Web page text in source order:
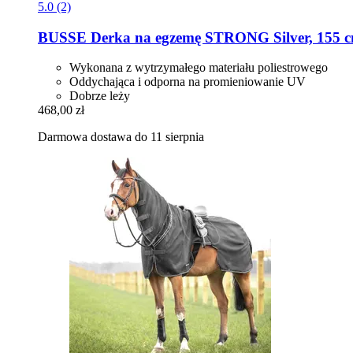
5.0 (2)
BUSSE Derka na egzemę STRONG Silver, 155
Wykonana z wytrzymałego materiału poliestrowego
Oddychająca i odporna na promieniowanie UV
Dobrze leży
468,00 zł
Darmowa dostawa do 11 sierpnia